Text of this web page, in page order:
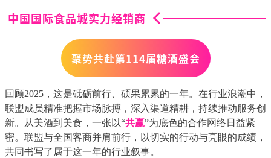
中国国际食品城实力经销商
聚势共赴第114届糖酒盛会
回顾2025，这是砥砺前行、硕果累累的一年。在行业浪潮中，
联盟成员精准把握市场脉搏，深入渠道精耕，持续推动服务创
新。从美酒到美食，一张以“共赢”为底色的合作网络日益紧
密。联盟与全国客商并肩前行，以切实的行动与亮眼的成绩，
共同书写了属于这一年的行业叙事。